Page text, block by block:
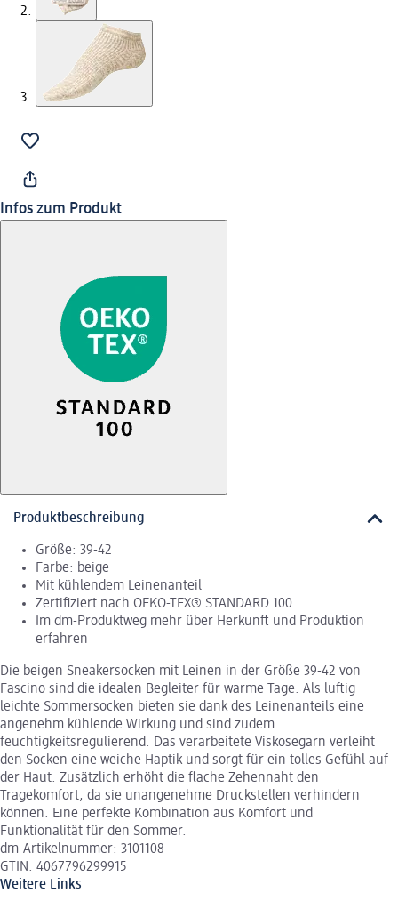
Infos zum Produkt
Produktbeschreibung
Größe: 39-42
Farbe: beige
Mit kühlendem Leinenanteil
Zertifiziert nach OEKO-TEX® STANDARD 100
Im dm-Produktweg mehr über Herkunft und Produktion
erfahren
Die beigen Sneakersocken mit Leinen in der Größe 39-42 von
Fascino sind die idealen Begleiter für warme Tage. Als luftig
leichte Sommersocken bieten sie dank des Leinenanteils eine
angenehm kühlende Wirkung und sind zudem
feuchtigkeitsregulierend. Das verarbeitete Viskosegarn verleiht
den Socken eine weiche Haptik und sorgt für ein tolles Gefühl auf
der Haut. Zusätzlich erhöht die flache Zehennaht den
Tragekomfort, da sie unangenehme Druckstellen verhindern
können. Eine perfekte Kombination aus Komfort und
Funktionalität für den Sommer.
dm-Artikelnummer: 3101108
GTIN: 4067796299915
Weitere Links